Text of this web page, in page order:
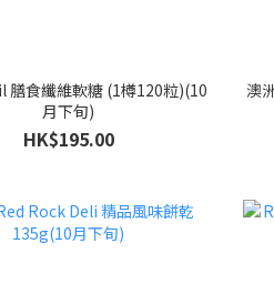
膳食纖維軟糖 (1樽120粒)(10
月下旬)
HK$195.00
澳